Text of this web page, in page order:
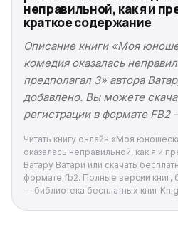
неправильной, как я и
краткое содержание
Описание книги «Моя
комедия оказалась
предполагал 3» автора
добавлено. Вы можете
регистрации в формате
Читать книгу онлайн «Моя
оказалась неправильной, как я и
Ватару Ватари или скачать
формате fb2. Полные версии книг,
— библиотека бесплатных книг